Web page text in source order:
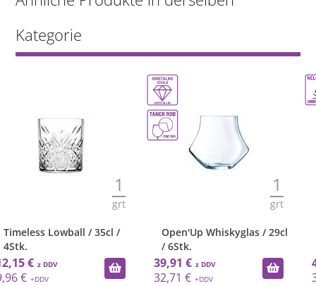
Kategorie
Open'Up Whiskyglas / 29cl
/ 6Stk.
39,91 €
32,71 €
Glas / 34 cl / SAN / 24Stück
46,96 €
38,49 €